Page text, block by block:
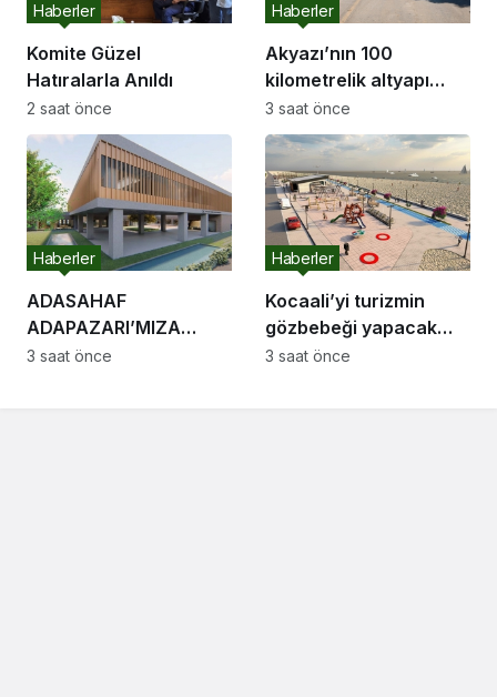
Komite Güzel
Hatıralarla Anıldı
Haberler
2 saat önce
Akyazı’nın 100
kilometrelik altyapı
hattı için saha
çalışmaları başladı
Haberler
3 saat önce
ADASAHAF
ADAPAZARI’MIZA
HAYIRLI OLSUN
Haberler
3 saat önce
Kocaali’yi turizmin
gözbebeği yapacak
sahil projelerini ilk kez
Haberler
3 saat önce